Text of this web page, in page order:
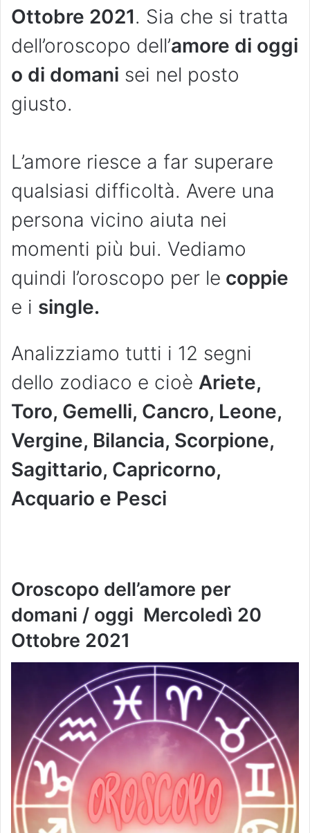
Ottobre 2021. Sia che si tratta
dell’oroscopo dell’amore di oggi
o di domani sei nel posto
giusto.
L’amore riesce a far superare
qualsiasi difficoltà. Avere una
persona vicino aiuta nei
momenti più bui. Vediamo
quindi l’oroscopo per le coppie
e i single.
Analizziamo tutti i 12 segni
dello zodiaco e cioè Ariete,
Toro, Gemelli, Cancro, Leone,
Vergine, Bilancia, Scorpione,
Sagittario, Capricorno,
Acquario e Pesci
Oroscopo dell’amore per
domani / oggi Mercoledì 20
Ottobre 2021